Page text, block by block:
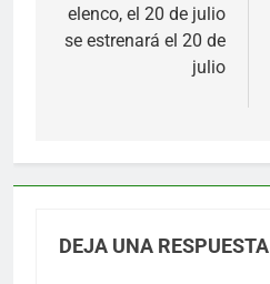
elenco, el 20 de julio
se estrenará el 20 de
julio
DEJA UNA RESPUESTA